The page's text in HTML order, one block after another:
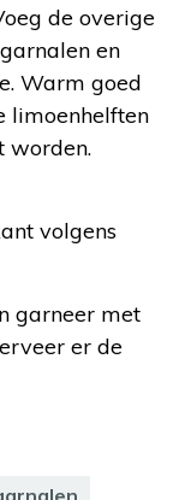
de overige
en
Warm goed
limoenhelften
worden.
volgens
garneer met
er de